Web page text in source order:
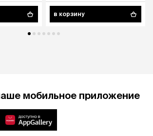
в корзину
мобильное приложение